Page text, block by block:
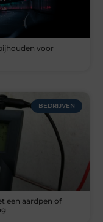
voor
BEDRIJVEN
een aardpen of